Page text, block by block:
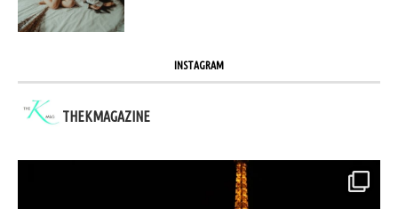
INSTAGRAM
THEKMAGAZINE